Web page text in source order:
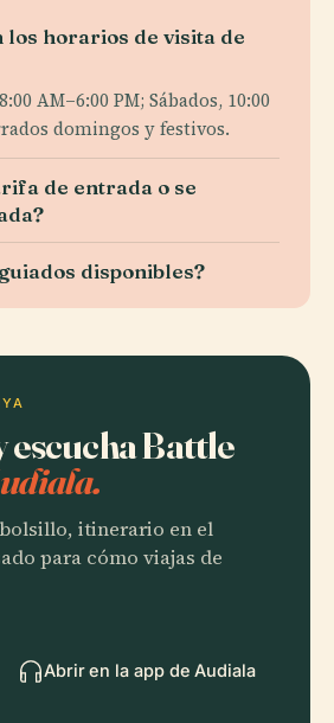
los horarios de visita de
AM–6:00 PM; Sábados, 10:00
domingos y festivos.
de entrada o se
disponibles?
escucha Battle
itinerario en el
para cómo viajas de
Abrir en la app de Audiala